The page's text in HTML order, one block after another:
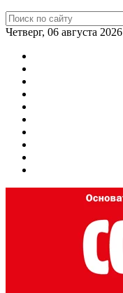
Четверг, 06 августа 2026